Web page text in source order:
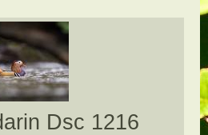
Dsc 1216